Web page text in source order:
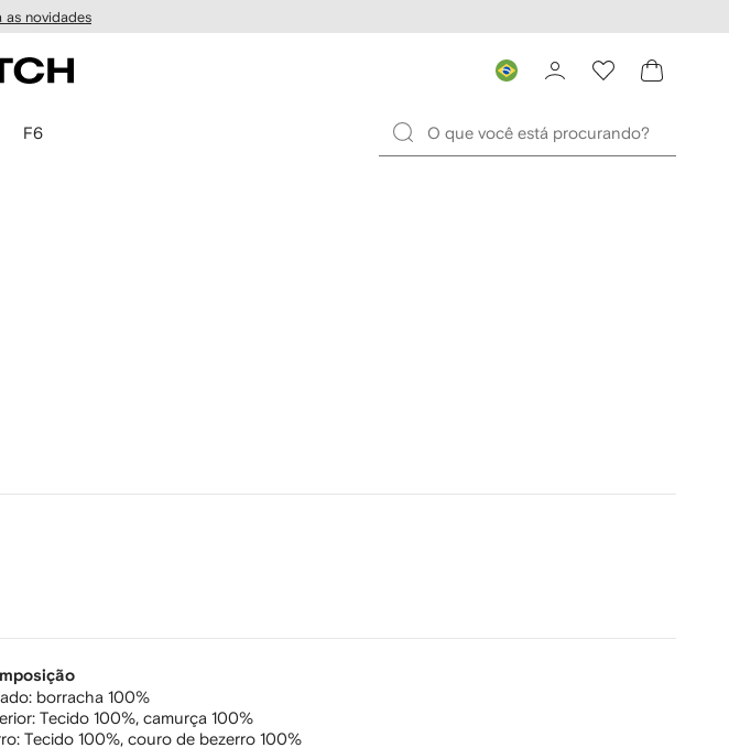
as novidades
F6
borracha 100%
Tecido 100%, camurça 100%
Tecido 100%, couro de bezerro 100%